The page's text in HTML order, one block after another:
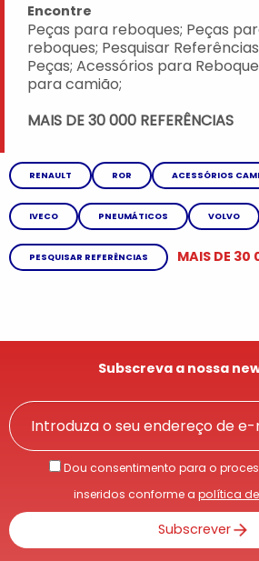
Encontre
Peças para reboques; Peças
reboques; Pesquisar
Peças; Acessórios para
para camião;
MAIS DE 30 000 REFERÊNCIAS
RENAULT ROR ACESSÓRIOS
IVECO PNEUMÁTICOS VOLVO
PESQUISAR REFERÊNCIAS MAIS DE 30
Subscreva a nossa
Dou consentimento para o
inseridos conforme a política
Subscrever